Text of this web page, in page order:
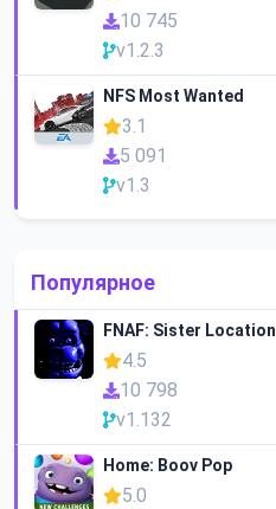
10 745
v1.2.3
NFS Most Wanted
3.1
5 091
v1.3
Популярное
FNAF: Sister Location
4.5
10 798
v1.132
Home: Boov Pop
5.0